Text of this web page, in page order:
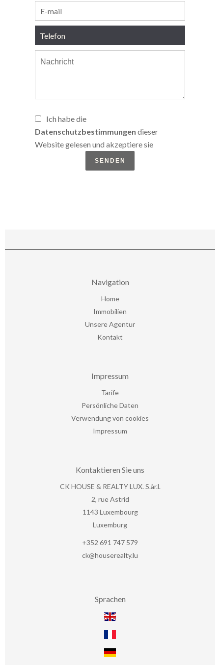
Ich habe die
Datenschutzbestimmungen dieser
Website gelesen und akzeptiere sie
SENDEN
Navigation
Home
Immobilien
Unsere Agentur
Kontakt
Impressum
Tarife
Persönliche Daten
Verwendung von cookies
Impressum
Kontaktieren Sie uns
CK HOUSE & REALTY LUX. S.àr.l.
2, rue Astrid
1143 Luxembourg
Luxemburg
+352 691 747 579
ck@houserealty.lu
Sprachen